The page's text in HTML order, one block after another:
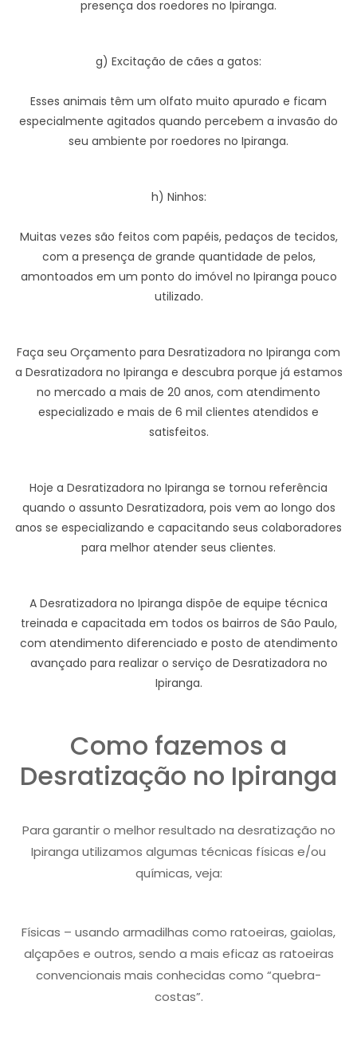
presença dos roedores no Ipiranga.
g) Excitação de cães a gatos:
Esses animais têm um olfato muito apurado e ficam
especialmente agitados quando percebem a invasão do
seu ambiente por roedores no Ipiranga.
h) Ninhos:
Muitas vezes são feitos com papéis, pedaços de tecidos,
com a presença de grande quantidade de pelos,
amontoados em um ponto do imóvel no Ipiranga pouco
utilizado.
Faça seu Orçamento para Desratizadora no Ipiranga com
a Desratizadora no Ipiranga e descubra porque já estamos
no mercado a mais de 20 anos, com atendimento
especializado e mais de 6 mil clientes atendidos e
satisfeitos.
Hoje a Desratizadora no Ipiranga se tornou referência
quando o assunto Desratizadora, pois vem ao longo dos
anos se especializando e capacitando seus colaboradores
para melhor atender seus clientes.
A Desratizadora no Ipiranga dispõe de equipe técnica
treinada e capacitada em todos os bairros de São Paulo,
com atendimento diferenciado e posto de atendimento
avançado para realizar o serviço de Desratizadora no
Ipiranga.
Como fazemos a
Desratização no Ipiranga
Para garantir o melhor resultado na desratização no
Ipiranga utilizamos algumas técnicas físicas e/ou
químicas, veja:
Físicas – usando armadilhas como ratoeiras, gaiolas,
alçapões e outros, sendo a mais eficaz as ratoeiras
convencionais mais conhecidas como “quebra-
costas”.